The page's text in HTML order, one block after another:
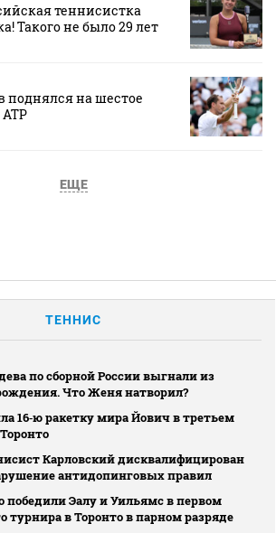
теннисистка
Такого не было 29 лет
на шестое
АТР
ЕЩЕ
ТЕННИС
по сборной России выгнали из
Что Женя натворил?
16‑ю ракетку мира Йович в третьем
Карловский дисквалифицирован
антидопинговых правил
победили Эалу и Уильямс в первом
турнира в Торонто в парном разряде